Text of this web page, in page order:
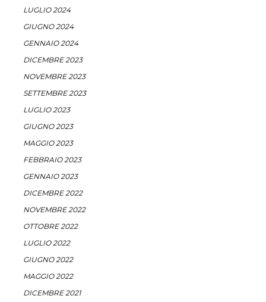
LUGLIO 2024
GIUGNO 2024
GENNAIO 2024
DICEMBRE 2023
NOVEMBRE 2023
SETTEMBRE 2023
LUGLIO 2023
GIUGNO 2023
MAGGIO 2023
FEBBRAIO 2023
GENNAIO 2023
DICEMBRE 2022
NOVEMBRE 2022
OTTOBRE 2022
LUGLIO 2022
GIUGNO 2022
MAGGIO 2022
DICEMBRE 2021